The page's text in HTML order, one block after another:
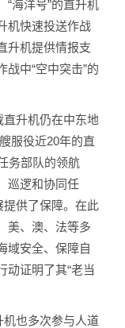
“海洋号”的直升机
机快速投送作战
升机提供情报支
中“空中突击”的
升机仍在中东地
服役近20年的直
务部队的领航
巡逻和协同任
提供了保障。在此
美、澳、法等多
域安全、保障自
动证明了其“老当
也多次参与人道